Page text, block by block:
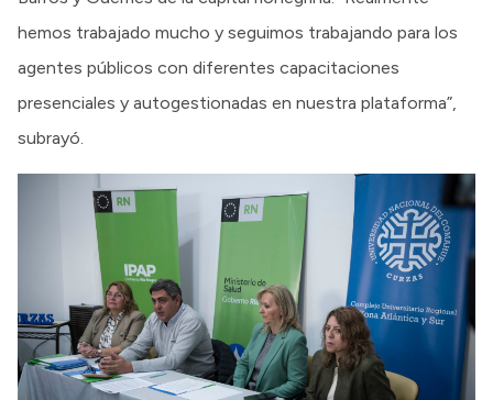
hemos trabajado mucho y seguimos trabajando para los
agentes públicos con diferentes capacitaciones
presenciales y autogestionadas en nuestra plataforma”,
subrayó.